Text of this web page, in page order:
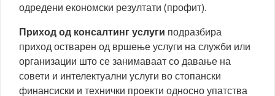
одредени економски резултати (профит).
Приход од консалтинг услуги подразбира
приход остварен од вршење услуги на служби или
организации што се занимаваат со давање на
совети и интелектуални услуги во стопански
финансиски и технички проекти односно упатства